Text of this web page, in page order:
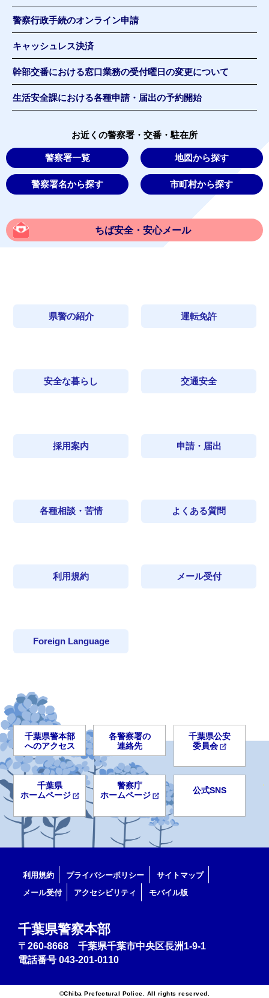
警察行政手続のオンライン申請
キャッシュレス決済
幹部交番における窓口業務の受付曜日の変更について
生活安全課における各種申請・届出の予約開始
お近くの警察署・交番・駐在所
警察署一覧 地図から探す
警察署名から探す 市町村から探す
ちば安全・安心メール
県警の紹介 運転免許
安全な暮らし 交通安全
採用案内 申請・届出
各種相談・苦情 よくある質問
利用規約 メール受付
Foreign Language
千葉県警本部
へのアクセス
各警察署の
連絡先
千葉県公安
委員会
千葉県
ホームページ
警察庁
ホームページ
公式SNS
利用規約 プライバシーポリシー
サイトマップ
メール受付
アクセシビリティ モバイル版
千葉県警察本部
〒260-8668 千葉県千葉市中央区長洲1-9-1
電話番号 043-201-0110
©Chiba Prefectural Police. All rights reserved.